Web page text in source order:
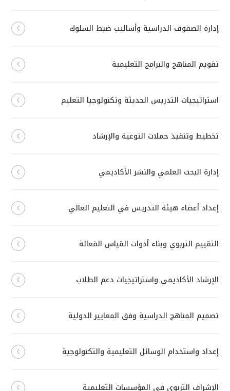
إدارة الصفوف الدراسية وأساليب ضبط السلوك
تقويم المناهج والبرامج التعليمية
استراتيجيات التدريس الحديثة وتكنولوجيا التعليم
تخطيط وتنفيذ حملات التوعية والإرشاد
إدارة البحث العلمي والنشر الأكاديمي
إعداد أعضاء هيئة التدريس في التعليم العالي
التقييم التربوي وبناء أدوات القياس الفعالة
الإرشاد الأكاديمي واستراتيجيات دعم الطلاب
تصميم المناهج الدراسية وفق المعايير الدولية
إعداد واستخدام الوسائل التعليمية والتكنولوجية
الإشراف التربوي في المؤسسات التعليمية